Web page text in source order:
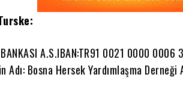
BANKASI A.S.IBAN:TR91 0021 0000
Adı: Bosna Hersek Yardımlaşma